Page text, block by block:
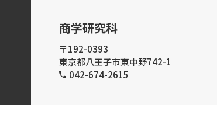
商学研究科
〒192-0393
東京都八王子市東中野742-1
042-674-2615